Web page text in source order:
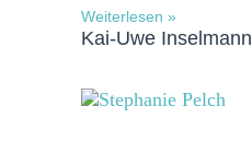
Weiterlesen »
Kai-Uwe Inselmann